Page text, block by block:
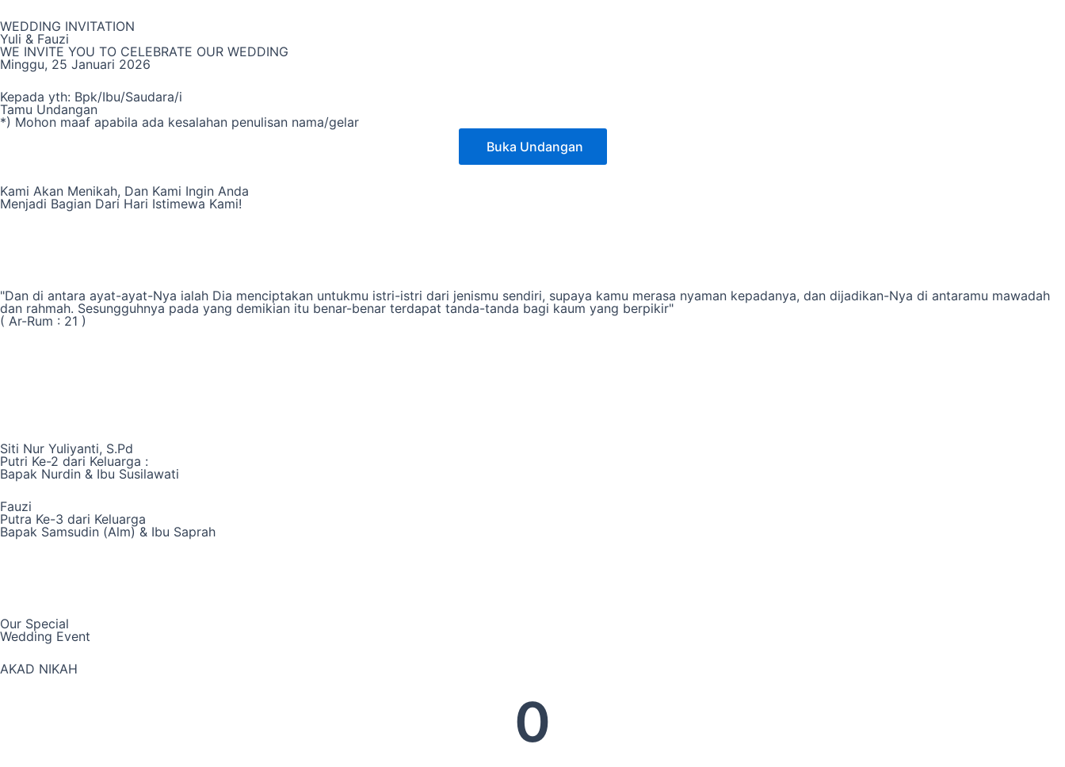
to
content
WEDDING INVITATION
Yuli & Fauzi
WE INVITE YOU TO CELEBRATE OUR WEDDING
Minggu, 25 Januari 2026
Kepada yth: Bpk/Ibu/Saudara/i
Tamu Undangan
*) Mohon maaf apabila ada kesalahan penulisan nama/gelar
Buka Undangan
Kami Akan Menikah, Dan Kami Ingin Anda
Menjadi Bagian Dari Hari Istimewa Kami!
"Dan di antara ayat-ayat-Nya ialah Dia menciptakan untukmu istri-istri dari jenismu sendiri, supaya kamu merasa nyaman kepadanya, dan dijadikan-Nya di antaramu mawadah
dan rahmah. Sesungguhnya pada yang demikian itu benar-benar terdapat tanda-tanda bagi kaum yang berpikir"
( Ar-Rum : 21 )
Siti Nur Yuliyanti, S.Pd
Putri Ke-2 dari Keluarga :
Bapak Nurdin & Ibu Susilawati
Fauzi
Putra Ke-3 dari Keluarga
Bapak Samsudin (Alm) & Ibu Saprah
Our Special
Wedding Event
AKAD NIKAH
0